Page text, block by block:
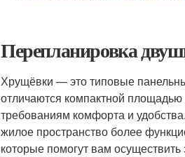
Перепланировка
Хрущёвки — это типовые
отличаются компактной
требованиям комфорта и
жилое пространство более
которые помогут вам осуществить